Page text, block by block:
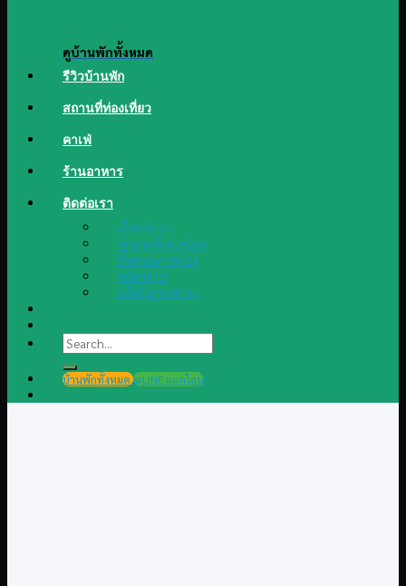
ดูบ้านพักทั้งหมด
รีวิวบ้านพัก
สถานที่ท่องเที่ยว
คาเฟ่
ร้านอาหาร
ติดต่อเรา
เกี่ยวกับเรา
คำถามที่พบบ่อย
ขั้นตอนการจอง
สมัครงาน
แจ้งปัญหาต่างๆ
Search
for:
บ้านพักทั้งหมด @LINE แอดไลน์